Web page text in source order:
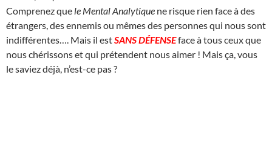
Comprenez que le Mental Analytique ne risque rien face à des
étrangers, des ennemis ou mêmes des personnes qui nous sont
indifférentes…. Mais il estSANS DÉFENSEface à tous ceux que
nous chérissons et qui prétendent nous aimer ! Mais ça, vous
le saviez déjà, n’est-ce pas ?